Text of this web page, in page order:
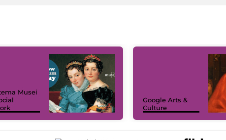
Musei
Google Arts &
Culture